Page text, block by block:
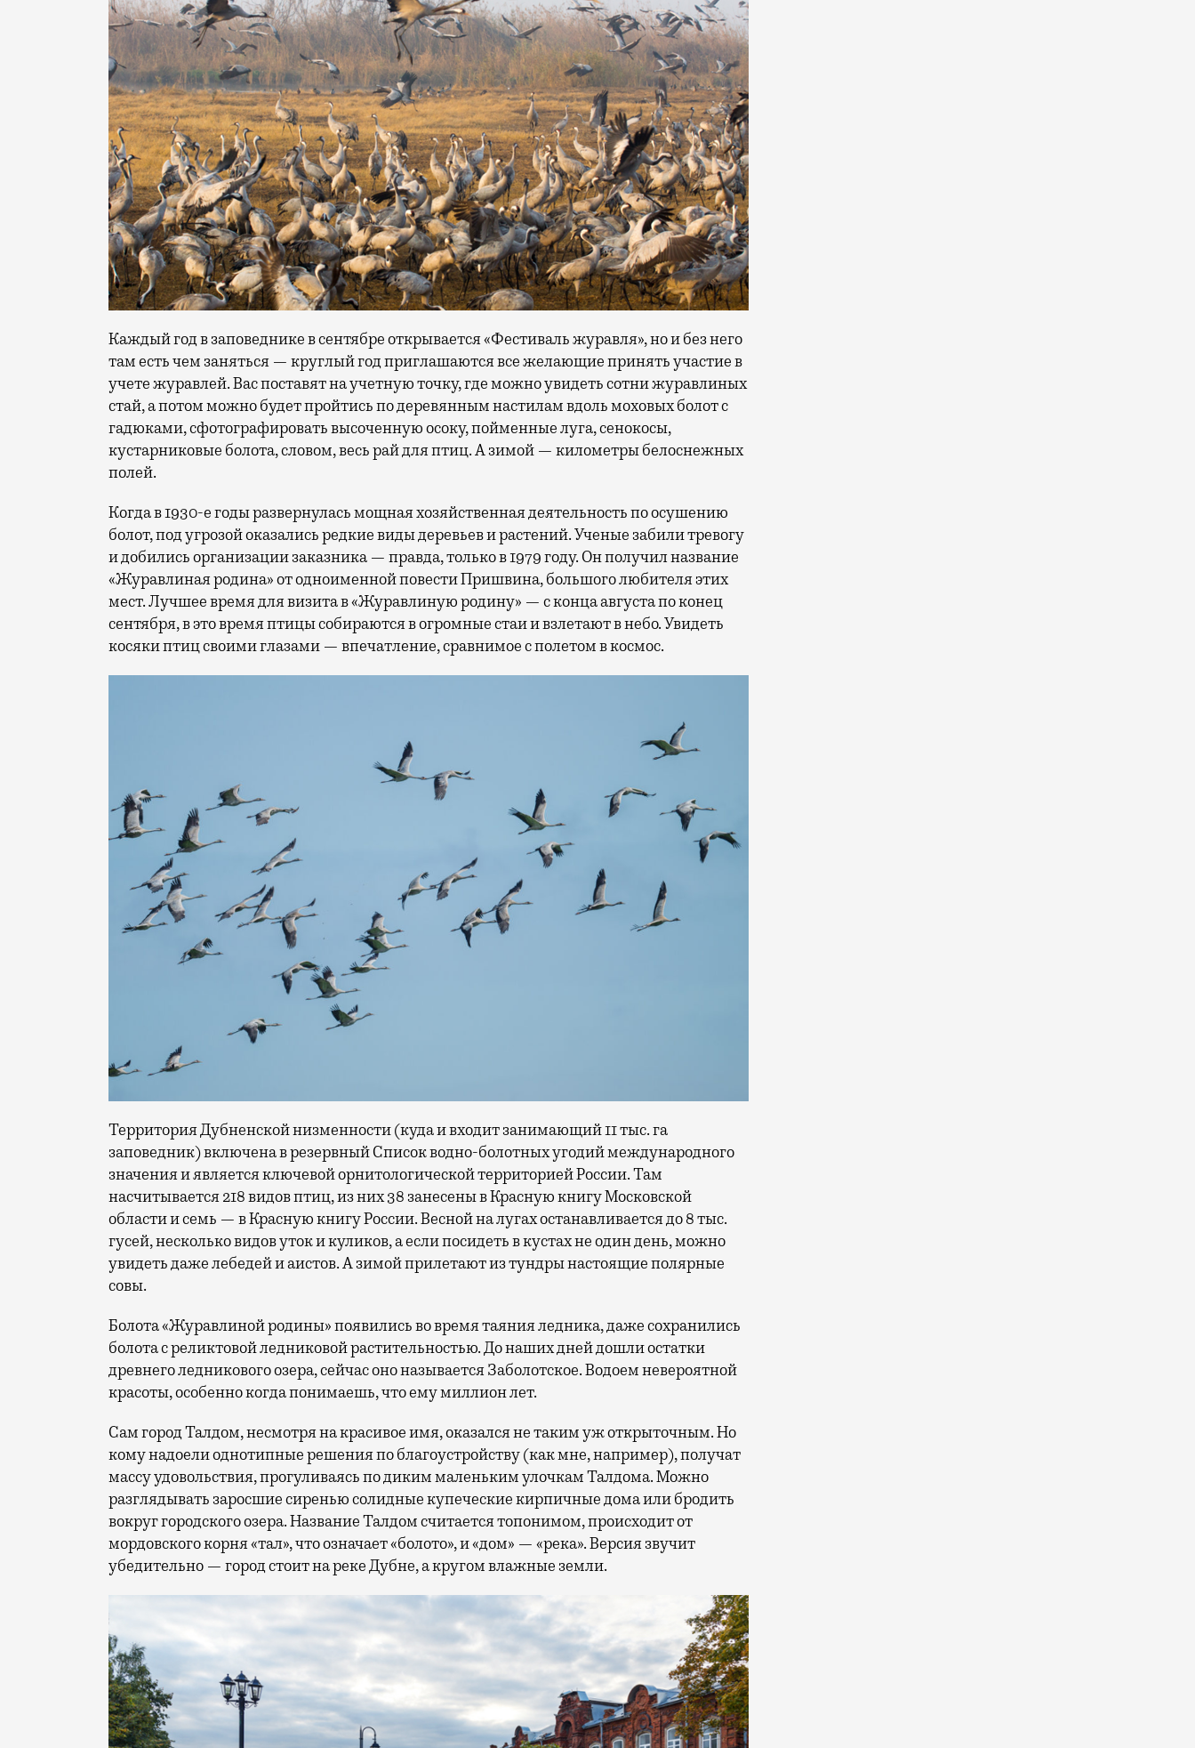
Каждый год в заповеднике в сентябре открывается «Фестиваль журавля», но и без него
там есть чем заняться — круглый год приглашаются все желающие принять участие в
учете журавлей. Вас поставят на учетную точку, где можно увидеть сотни журавлиных
стай, а потом можно будет пройтись по деревянным настилам вдоль моховых болот с
гадюками, сфотографировать высоченную осоку, пойменные луга, сенокосы,
кустарниковые болота, словом, весь рай для птиц. А зимой — километры белоснежных
полей.
Когда в 1930-е годы развернулась мощная хозяйственная деятельность по осушению
болот, под угрозой оказались редкие виды деревьев и растений. Ученые забили тревогу
и добились организации заказника — правда, только в 1979 году. Он получил название
«Журавлиная родина» от одноименной повести Пришвина, большого любителя этих
мест. Лучшее время для визита в «Журавлиную родину» — с конца августа по конец
сентября, в это время птицы собираются в огромные стаи и взлетают в небо. Увидеть
косяки птиц своими глазами — впечатление, сравнимое с полетом в космос.
Территория Дубненской низменности (куда и входит занимающий 11 тыс. га
заповедник) включена в резервный Список водно-болотных угодий международного
значения и является ключевой орнитологической территорией России. Там
насчитывается 218 видов птиц, из них 38 занесены в Красную книгу Московской
области и семь — в Красную книгу России. Весной на лугах останавливается до 8 тыс.
гусей, несколько видов уток и куликов, а если посидеть в кустах не один день, можно
увидеть даже лебедей и аистов. А зимой прилетают из тундры настоящие полярные
совы.
Болота «Журавлиной родины» появились во время таяния ледника, даже сохранились
болота с реликтовой ледниковой растительностью. До наших дней дошли остатки
древнего ледникового озера, сейчас оно называется Заболотское. Водоем невероятной
красоты, особенно когда понимаешь, что ему миллион лет.
Сам город Талдом, несмотря на красивое имя, оказался не таким уж открыточным. Но
кому надоели однотипные решения по благоустройству (как мне, например), получат
массу удовольствия, прогуливаясь по диким маленьким улочкам Талдома. Можно
разглядывать заросшие сиренью солидные купеческие кирпичные дома или бродить
вокруг городского озера. Название Талдом считается топонимом, происходит от
мордовского корня «тал», что означает «болото», и «дом» — «река». Версия звучит
убедительно — город стоит на реке Дубне, а кругом влажные земли.